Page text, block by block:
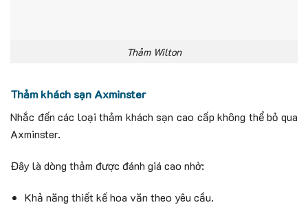
Thảm Wilton
Thảm khách sạn Axminster
Nhắc đến các loại thảm khách sạn cao cấp không thể bỏ qua
Axminster.
Đây là dòng thảm được đánh giá cao nhờ:
Khả năng thiết kế hoa văn theo yêu cầu.